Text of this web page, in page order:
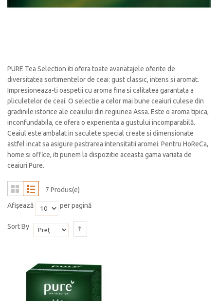
PURE Tea Selection iti ofera toate avanatajele oferite de
diversitatea sortimentelor de ceai: gust classic, intens si aromat.
Impresioneaza-ti oaspetii cu aroma fina si calitatea garantata a
pliculetelor de ceai. O selectie a celor mai bune ceaiuri culese din
gradinile istorice ale ceaiului din regiunea Assa. Este o aroma tipica,
inconfundabila, ce ofera o experienta a gustului incomparabilă.
Ceaiul este ambalat in saculete special create si dimensionate
astfel incat sa asigure pastrarea intensitatii aromei. Pentru HoReCa,
home si office, iti punem la dispozitie aceasta gama variata de
ceaiuri Pure.
7 Produs(e)
Afişează
per pagină
Sort By